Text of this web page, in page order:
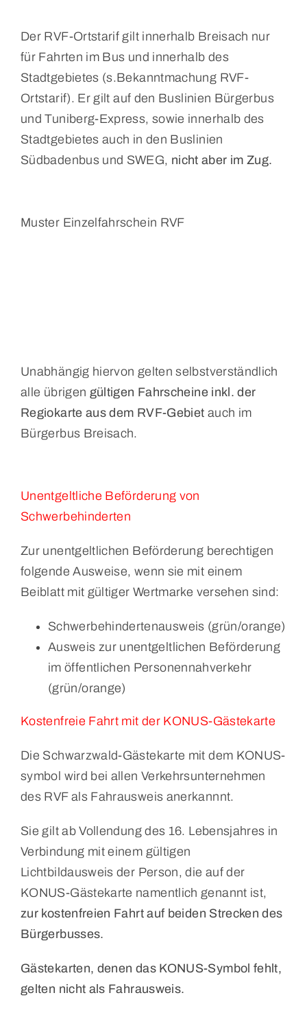
Der RVF-Ortstarif gilt innerhalb Breisach nur
für Fahrten im Bus und innerhalb des
Stadtgebietes (s.Bekanntmachung RVF-
Ortstarif). Er gilt auf den Buslinien Bürgerbus
und Tuniberg-Express, sowie innerhalb des
Stadtgebietes auch in den Buslinien
Südbadenbus und SWEG, nicht aber im Zug.
Muster Einzelfahrschein RVF
Unabhängig hiervon gelten selbstverständlich
alle übrigen gültigen Fahrscheine inkl. der
Regiokarte aus dem RVF-Gebiet auch im
Bürgerbus Breisach.
Unentgeltliche Beförderung von
Schwerbehinderten
Zur unentgeltlichen Beförderung berechtigen
folgende Ausweise, wenn sie mit einem
Beiblatt mit gültiger Wertmarke versehen sind:
Schwerbehindertenausweis (grün/orange)
Ausweis zur unentgeltlichen Beförderung
im öffentlichen Personennahverkehr
(grün/orange)
Kostenfreie Fahrt mit der KONUS-Gästekarte
Die Schwarzwald-Gästekarte mit dem KONUS-
symbol wird bei allen Verkehrsunternehmen
des RVF als Fahrausweis anerkannnt.
Sie gilt ab Vollendung des 16. Lebensjahres in
Verbindung mit einem gültigen
Lichtbildausweis der Person, die auf der
KONUS-Gästekarte namentlich genannt ist,
zur kostenfreien Fahrt auf beiden Strecken des
Bürgerbusses.
Gästekarten, denen das KONUS-Symbol fehlt,
gelten nicht als Fahrausweis.